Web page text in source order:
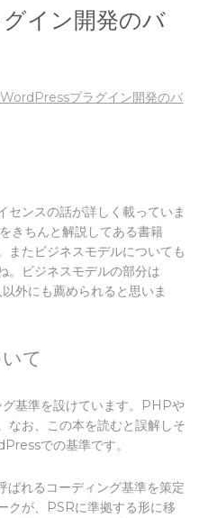
イン開発のバ
プラグイン開発のバ
センスの話が詳しく載っていま
きちんと解説してある書籍
またビジネスモデルについても
。ビジネスモデルの部分は
外にも薦められると思いま
て
基準を設けています。PHPや
なお、この本を読むと誤解しそ
での基準です。
れるコーディング基準を策定
クが、PSRに準拠する形に移